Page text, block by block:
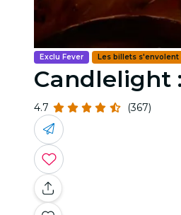
Exclu Fever Les billets s'envolent
Candlelight
4.7 (367)